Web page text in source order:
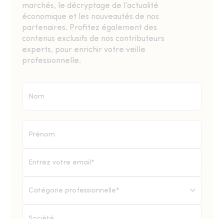
marchés, le décryptage de l’actualité
économique et les nouveautés de nos
partenaires. Profitez également des
contenus exclusifs de nos contributeurs
experts, pour enrichir votre veille
professionnelle.
Catégorie professionnelle*